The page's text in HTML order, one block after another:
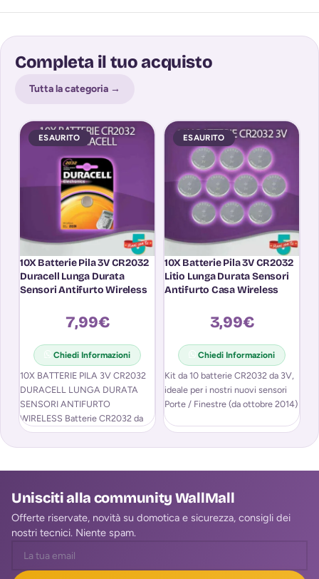
Completa il tuo acquisto
Tutta la categoria →
ESAURITO
10X Batterie Pila 3V CR2032
Duracell Lunga Durata
Sensori Antifurto Wireless
7,99€
Chiedi Informazioni
10X BATTERIE PILA 3V CR2032
DURACELL LUNGA DURATA
SENSORI ANTIFURTO
WIRELESS Batterie CR2032 da
3V Duracell, ideale per i nostri
nuovi sensori Porte
ESAURITO
10X Batterie Pila 3V CR2032
Litio Lunga Durata Sensori
Antifurto Casa Wireless
3,99€
Chiedi Informazioni
Kit da 10 batterie CR2032 da 3V,
ideale per i nostri nuovi sensori
Porte / Finestre (da ottobre 2014)
Unisciti alla community WallMall
Offerte riservate, novità su domotica e sicurezza, consigli dei
nostri tecnici. Niente spam.